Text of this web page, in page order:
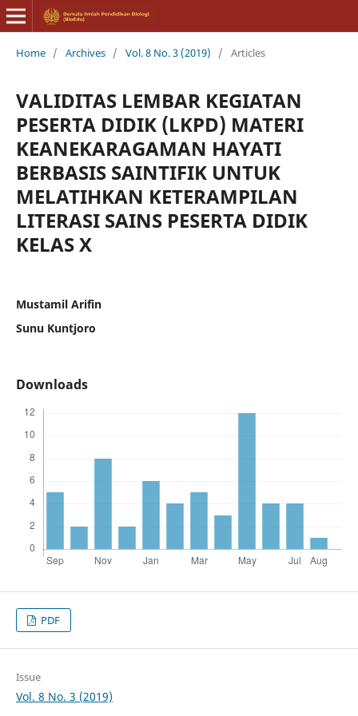
Home / Archives / Vol. 8 No. 3 (2019) / Articles
VALIDITAS LEMBAR KEGIATAN
PESERTA DIDIK (LKPD) MATERI
KEANEKARAGAMAN HAYATI
BERBASIS SAINTIFIK UNTUK
MELATIHKAN KETERAMPILAN
LITERASI SAINS PESERTA DIDIK
KELAS X
Mustamil Arifin
Sunu Kuntjoro
Downloads
PDF
Issue
Vol. 8 No. 3 (2019)